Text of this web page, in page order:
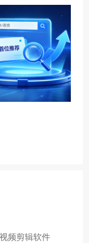
频剪辑软件